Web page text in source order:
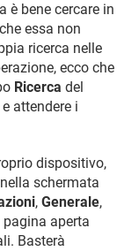
è bene cercare in
essa non
ricerca nelle
ecco che
Ricerca del
e attendere i
dispositivo,
schermata
, Generale,
pagina aperta
Basterà